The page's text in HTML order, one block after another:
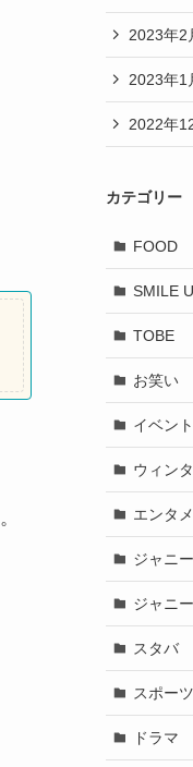
2023年2
2023年1
2022年
カテゴリー
FOOD
SMILE
TOBE
お笑い
イベント
ウィン
エンタメ
ジャニ
ジャニ
スタバ
スポーツ
ドラマ